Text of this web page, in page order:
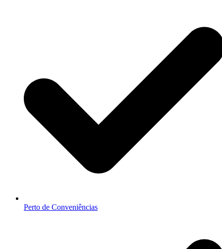
Perto de Conveniências